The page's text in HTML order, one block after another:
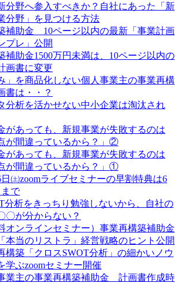
分野へ参入すべきか？自社にあった「新
分野」を見つける方法
補助金 10ページ以内の最新「事業計画
プレ」公開
補助金1500万円未満は、10ページ以内の
画書に変更
」を商品化しない個人事業主の事業再構
書は・・？
分析を活かせない中小企業は淘汰され
があっても、新規事業が失敗するのは
が間違っているから？」②
があっても、新規事業が失敗するのは
が間違っているから？」①
日㈯zoomライブセミナーの早割特典は6
まで
分析をきっちり勉強しないから、自社の
〇が分からない？
オンラインセミナー）事業再構築補助金
本当のリストラ」経営戦略のヒント公開
構築「クロスSWOT分析」の細かいノウ
学ぶzoomセミナー開催
業主の事業再構築補助金 計画書作成時